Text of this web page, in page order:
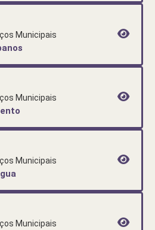
Municipais
Municipais
Municipais
Municipais